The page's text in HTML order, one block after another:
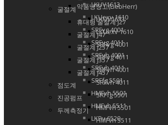
약품냉장고(LiebHerr)
LKUV1613
LKUexv 1610
SRFvg 4001
SRFvg 4011
SRFvh 4001
SRFvh 4011
SRFfg 5501
HMFvh 5501
HMFvh 5511
굴절계
휴대형 굴절계 J27
굴절계 J47
굴절계 J257
굴절계 J357
굴절계 J457
점도계
진공펌프
두께측정기
LKUV1613
LKUexv 1610
SRFvg 4001
SRFvg 4011
SRFvh 4001
SRFvh 4011
SRFfg 5501
HMFvh 5501
HMFvh 5511
LKPv 6520